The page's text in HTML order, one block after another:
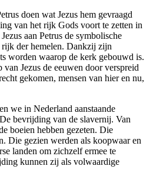
doen wat Jezus hem gevraagd
van het rijk Gods voort te zetten in
aan Petrus de symbolische
der hemelen. Dankzij zijn
worden waarop de kerk gebouwd is.
van Jezus de eeuwen door verspreid
gekomen, mensen van hier en nu,
we in Nederland aanstaande
bevrijding van de slavernij. Van
boeien hebben gezeten. Die
Die gezien werden als koopwaar en
landen om zichzelf ermee te
kunnen zij als volwaardige